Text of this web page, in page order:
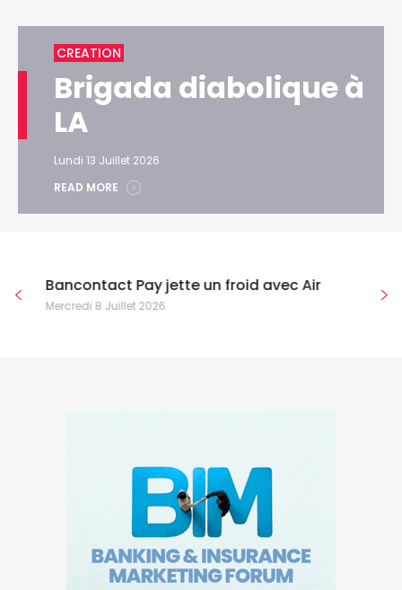
CREATION
Brigada diabolique à
LA
Lundi 13 Juillet 2026
READ MORE
Bancontact Pay jette un froid avec Air
Mercredi 8 Juillet 2026